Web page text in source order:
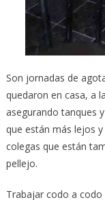
Son jornadas de
quedaron en casa, a
asegurando tanques
que están más lejos
colegas que están
pellejo.
Trabajar codo a codo